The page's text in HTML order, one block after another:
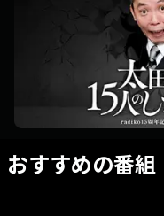
おすすめの番組